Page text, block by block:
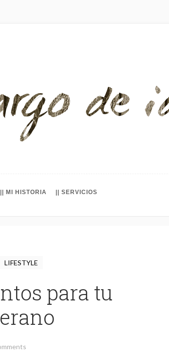
|| MI HISTORIA || SERVICIOS
LIFESTYLE
para tu